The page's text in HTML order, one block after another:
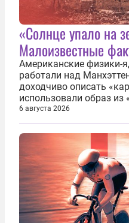
«Солнце упало на
Малоизвестные
Американские физики-
работали над
доходчиво описать
использовали образ
тысячи солнц пылало
японских городов
которых США в августе
6 августа 2026